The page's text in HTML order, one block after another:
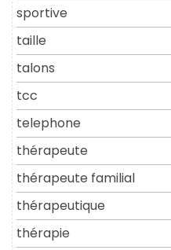
sportive
taille
talons
tcc
telephone
thérapeute
thérapeute familial
thérapeutique
thérapie